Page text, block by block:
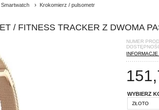
Smartwatch Krokomierz / pulsometr
/ FITNESS TRACKER Z DWOMA
NUMER
WYBIERZ